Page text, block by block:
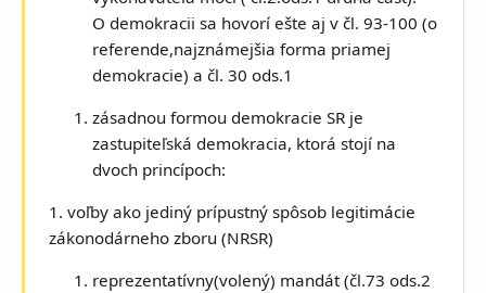
O demokracii sa hovorí ešte aj v čl. 93-100 (o
referende,najznámejšia forma priamej
demokracie) a čl. 30 ods.1
zásadnou formou demokracie SR je
zastupiteľská demokracia, ktorá stojí na
dvoch princípoch:
1. voľby ako jediný prípustný spôsob legitimácie
zákonodárneho zboru (NRSR)
reprezentatívny(volený) mandát (čl.73 ods.2